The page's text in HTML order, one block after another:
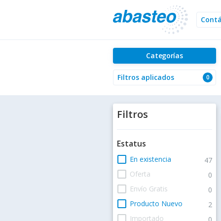
Categorías
0
Filtros aplicados
Filtros
Estatus
check_box_outline_blank En existencia 47
check_box_outline_blank Oferta 0
check_box_outline_blank Envío Gratis 0
check_box_outline_blank Producto Nuevo 2
check_box_outline_blank Importado